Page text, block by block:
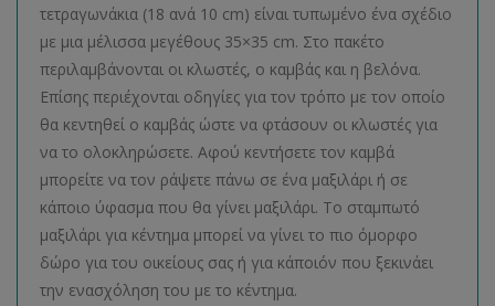
τετραγωνάκια (18 ανά 10 cm) είναι τυπωμένο ένα σχέδιο
με μια μέλισσα μεγέθους 35×35 cm. Στο πακέτο
περιλαμβάνονται οι κλωστές, ο καμβάς και η βελόνα.
Επίσης περιέχονται οδηγίες για τον τρόπο με τον οποίο
θα κεντηθεί ο καμβάς ώστε να φτάσουν οι κλωστές για
να το ολοκληρώσετε. Αφού κεντήσετε τον καμβά
μπορείτε να τον ράψετε πάνω σε ένα μαξιλάρι ή σε
κάποιο ύφασμα που θα γίνει μαξιλάρι. Το σταμπωτό
μαξιλάρι για κέντημα μπορεί να γίνει το πιο όμορφο
δώρο για του οικείους σας ή για κάποιόν που ξεκινάει
την ενασχόληση του με το κέντημα.